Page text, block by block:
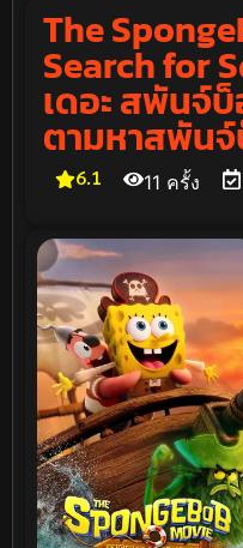
The
Search for
เดอะ สพันจ์
ตามหาสพัน
6.1 11 ครั้ง